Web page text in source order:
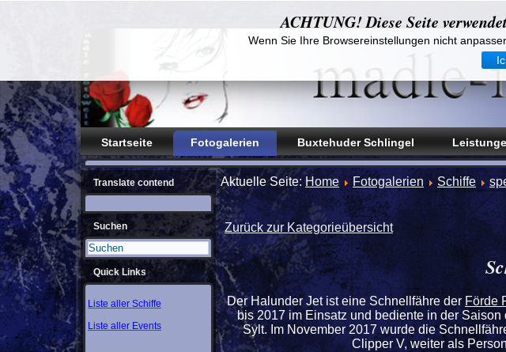
Startseite Fotogalerien Buxtehuder Schlingel
ACHTUNG! Diese Seite
Wenn Sie Ihre Browsereinstellungen nicht
Translate contend
Suchen
Quick Links
Liste aller Schiffe
Liste aller Events
Aktuelle Seite: Home Fotogalerien Schiffe
Zurück zur Kategorieübersicht
Der Halunder Jet ist eine Schnellfähre der Förde
bis 2017 im Einsatz und bediente in der
Sylt. Im November 2017 wurde die
Clipper V, weiter als